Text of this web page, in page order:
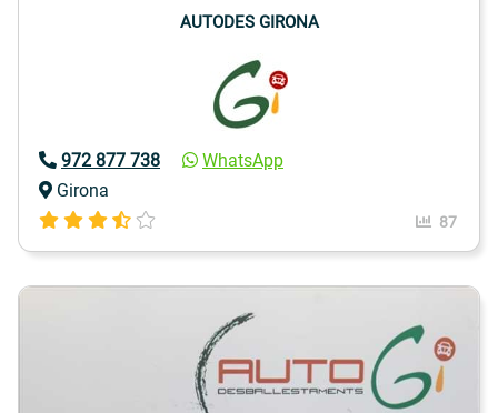
AUTODES GIRONA
972 877 738
WhatsApp
Girona
87